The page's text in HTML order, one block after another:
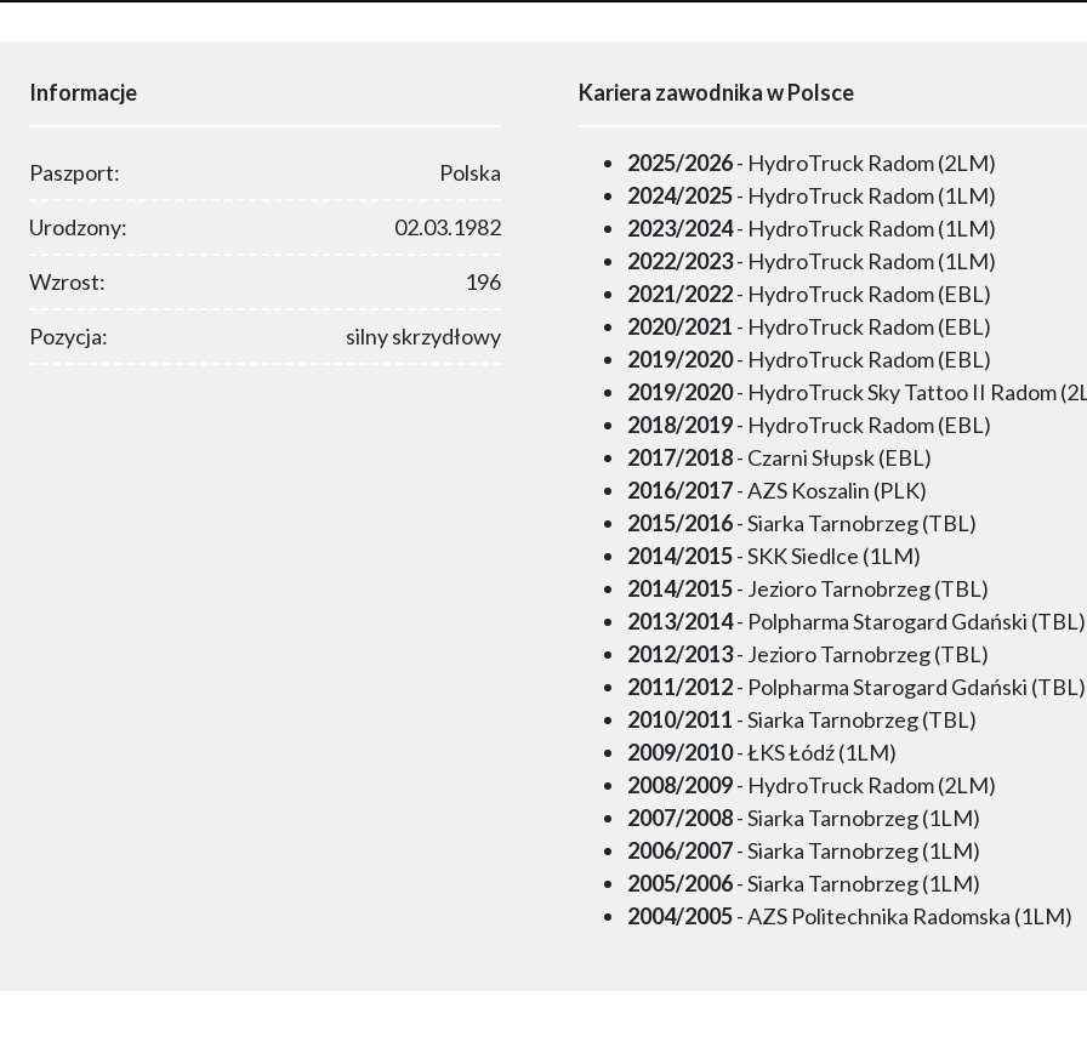
Informacje
Paszport: Polska
Urodzony: 02.03.1982
Wzrost: 196
Pozycja: silny skrzydłowy
Kariera zawodnika w Polsce
2025/2026- HydroTruck Radom (2LM)
2024/2025- HydroTruck Radom (1LM)
2023/2024- HydroTruck Radom (1LM)
2022/2023- HydroTruck Radom (1LM)
2021/2022- HydroTruck Radom (EBL)
2020/2021 - HydroTruck Radom (EBL)
2019/2020- HydroTruck Radom (EBL)
2019/2020- HydroTruck Sky Tattoo II Radom
2018/2019- HydroTruck Radom (EBL)
2017/2018- Czarni Słupsk (EBL)
2016/2017- AZS Koszalin (PLK)
2015/2016- Siarka Tarnobrzeg (TBL)
2014/2015- SKK Siedlce (1LM)
2014/2015- Jezioro Tarnobrzeg (TBL)
2013/2014- Polpharma Starogard Gdański (TBL)
2012/2013- Jezioro Tarnobrzeg (TBL)
2011/2012- Polpharma Starogard Gdański (TBL)
2010/2011 - Siarka Tarnobrzeg (TBL)
2009/2010- ŁKS Łódź (1LM)
2008/2009- HydroTruck Radom (2LM)
2007/2008- Siarka Tarnobrzeg (1LM)
2006/2007- Siarka Tarnobrzeg (1LM)
2005/2006- Siarka Tarnobrzeg (1LM)
2004/2005- AZS Politechnika Radomska (1LM)